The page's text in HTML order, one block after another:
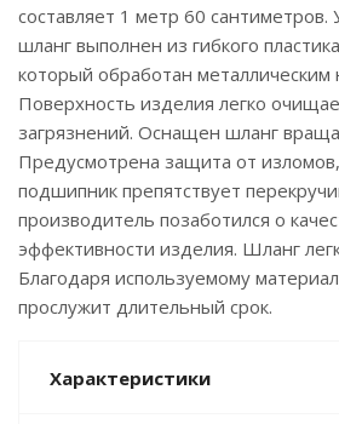
составляет 1 метр 60 сантиметров.
шланг выполнен из гибкого
который обработан металлическим
Поверхность изделия легко
загрязнений. Оснащен шланг
Предусмотрена защита от
подшипник препятствует
производитель позаботился о
эффективности изделия. Шланг
Благодаря используемому
прослужит длительный срок.
Характеристики